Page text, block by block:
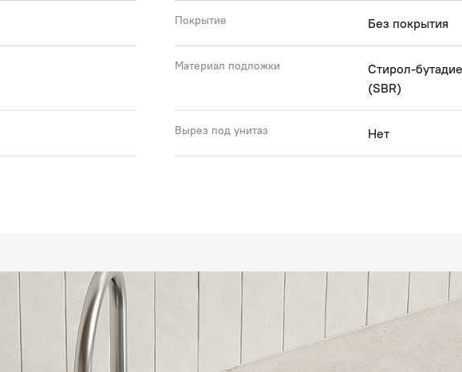
Покрытие Без покрытия
Материал подложки
Стирол-
(SBR)
Вырез под унитаз Нет